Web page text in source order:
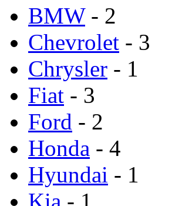
BMW- 2
Chevrolet - 3
Chrysler - 1
Fiat - 3
Ford - 2
Honda - 4
Hyundai - 1